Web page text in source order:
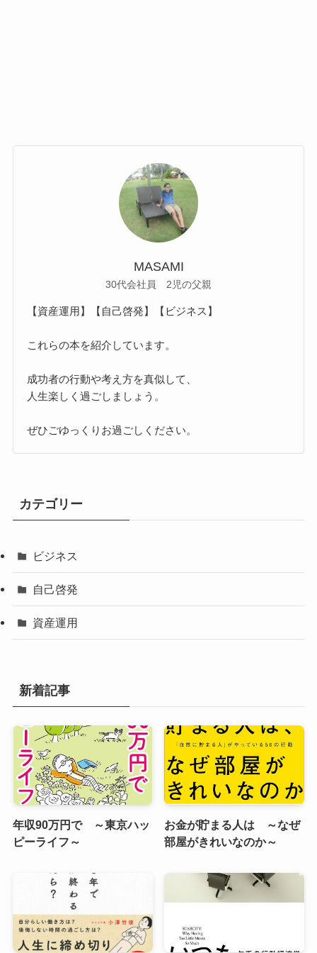
MASAMI
30代会社員 2児の父親
【資産運用】【自己啓発】【ビジネス】
これらの本を紹介しています。
成功者の行動や考え方を真似して、
人生楽しく過ごしましょう。
ぜひごゆっくりお過ごしください。
カテゴリー
ビジネス
自己啓発
資産運用
新着記事
年収90万円で ～東京ハッ
ピーライフ～
お金が貯まる人は ～なぜ
部屋がきれいなのか～